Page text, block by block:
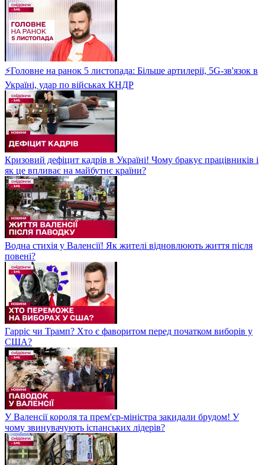
⚡Головне на ранок 5 листопада: Більше артилерії, 5G-зв'язок в
Україні, удар по військах КНДР
Кризовий дефіцит кадрів в Україні! Чому бракує працівників і
як це впливає на майбутнє країни?
Водна стихія у Валенсії! Як жителі відновлюють життя після
повені?
Гарріс чи Трамп? Хто є фаворитом перед початком виборів у
США?
У Валенсії короля та прем'єр-міністра закидали брудом! У
чому звинувачують іспанських лідерів?